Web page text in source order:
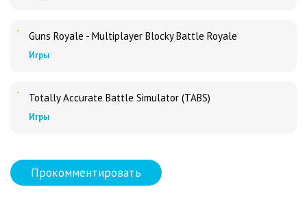
Guns Royale - Multiplayer Blocky Battle Royale
Игры
Totally Accurate Battle Simulator (TABS)
Игры
Прокомментировать